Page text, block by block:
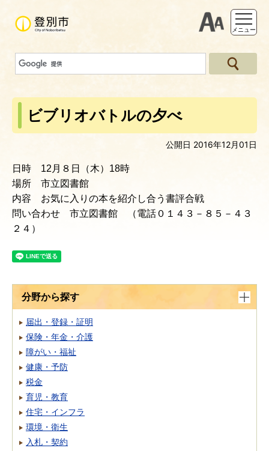
支援ツー
メニュー
ビブリオバトルの夕べ
公開日 2016年12月01日
日時 12月８日（木）18時
場所 市立図書館
内容 お気に入りの本を紹介し合う書評合戦
問い合わせ 市立図書館 （電話０１４３－８５－４３
２４）
分野から探す
届出・登録・証明
保険・年金・介護
障がい・福祉
健康・予防
税金
育児・教育
住宅・インフラ
環境・衛生
入札・契約